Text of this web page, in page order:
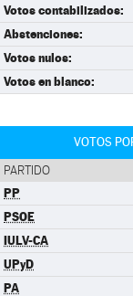
Votos contabilizados:
Abstenciones:
Votos nulos:
Votos en blanco:
VOTOS
PARTIDO
PP
PSOE
IULV-CA
UPyD
PA